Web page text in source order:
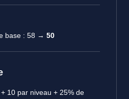
base : 58 → 50
10 par niveau + 25% de